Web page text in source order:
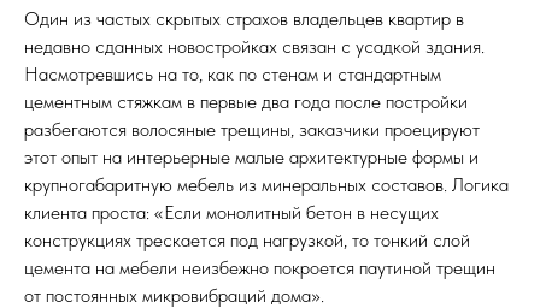
Один из частых скрытых страхов владельцев квартир в
недавно сданных новостройках связан с усадкой здания.
Насмотревшись на то, как по стенам и стандартным
цементным стяжкам в первые два года после постройки
разбегаются волосяные трещины, заказчики проецируют
этот опыт на интерьерные малые архитектурные формы и
крупногабаритную мебель из минеральных составов. Логика
клиента проста: «Если монолитный бетон в несущих
конструкциях трескается под нагрузкой, то тонкий слой
цемента на мебели неизбежно покроется паутиной трещин
от постоянных микровибраций дома».